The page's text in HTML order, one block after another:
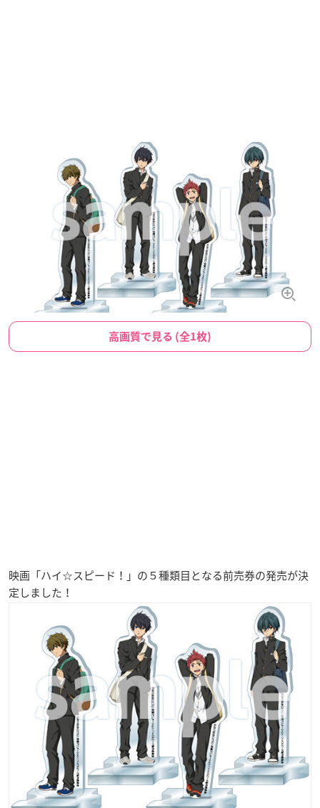
高画質で見る (全1枚)
映画「ハイ☆スピード！」の５種類目となる前売券の発売が決
定しました！